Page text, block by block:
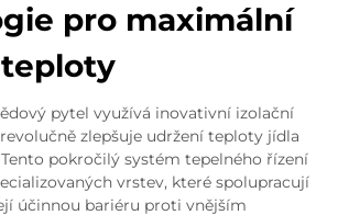
pro maximální
pytel využívá inovativní izolační
zlepšuje udržení teploty jídla
pokročilý systém tepelného řízení
vrstev, které spolupracují
účinnou bariéru proti vnějším